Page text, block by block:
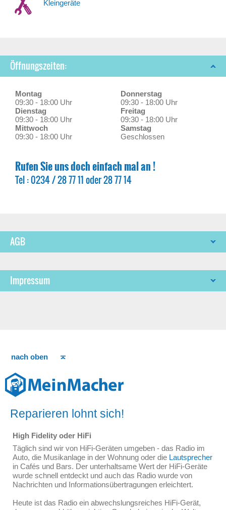
Kleingeräte
Öffnungszeiten:
Montag
09:30 - 18:00 Uhr
Dienstag
09:30 - 18:00 Uhr
Mittwoch
09:30 - 18:00 Uhr
Donnerstag
09:30 - 18:00 Uhr
Freitag
09:30 - 18:00 Uhr
Samstag
Geschlossen
Rufen Sie uns doch einfach mal an !
Tel : 0234 / 28 77 11 oder 28 77 14
AGB
Impressum
nach oben
Reparieren lohnt sich!
High Fidelity oder HiFi
Täglich sind wir von HiFi-Geräten umgeben - das Radio im
Auto, die Musikanlage in der Wohnung oder die Lautsprecher
in Cafés und Bars. Der unterhaltsame Wert der HiFi-Geräte
wurde schnell entdeckt und auch das Radio wurde von
Nachrichten und Informationsübertragungen erleichtert.
Heute ist das Radio ein abwechslungsreiches HiFi-Gerät,